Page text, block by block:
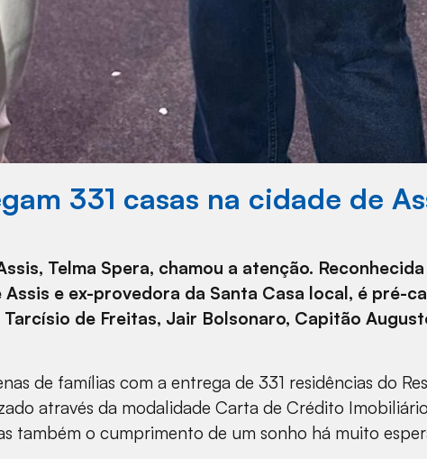
331 casas na cidade de
Telma Spera, chamou a atenção.
e ex-provedora da Santa Casa local, é pré-
de Freitas, Jair Bolsonaro, Capitão
de famílias com a entrega de 331 residências do
através da modalidade Carta de Crédito
também o cumprimento de um sonho há muito